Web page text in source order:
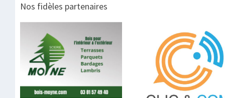
Nos fidèles partenaires